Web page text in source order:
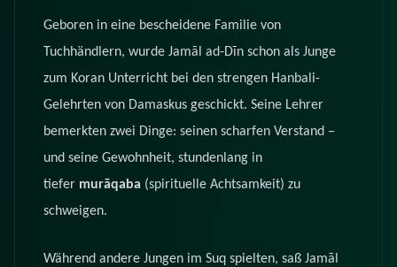
Geboren in eine bescheidene Familie von
Tuchhändlern, wurde Jamāl ad-Dīn schon als Junge
zum Koran Unterricht bei den strengen Hanbali-
Gelehrten von Damaskus geschickt. Seine Lehrer
bemerkten zwei Dinge: seinen scharfen Verstand –
und seine Gewohnheit, stundenlang in
tiefer murāqaba (spirituelle Achtsamkeit) zu
schweigen.
Während andere Jungen im Suq spielten, saß Jamāl